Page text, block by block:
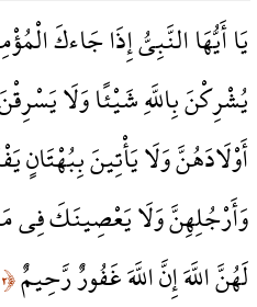
يَا أَيُّهَا النَّبِيُّ إِذَا جَاءكَ
يُشْرِكْنَ بِاللَّهِ شَيْئًا وَلَا
أَوْلَادَهُنَّ وَلَا يَأْتِينَ بِبُهْتَانٍ
وَأَرْجُلِهِنَّ وَلَا يَعْصِينَكَ فِي
لَهُنَّ اللَّهَ إِنَّ اللَّهَ غَفُورٌ رَّحِيمٌ﴿١٢﴾